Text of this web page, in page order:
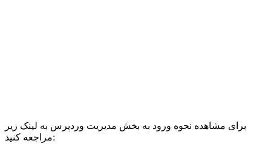
برای مشاهده نحوه ورود به بخش مدیریت وردپرس به لینک زیر
مراجعه کنید: